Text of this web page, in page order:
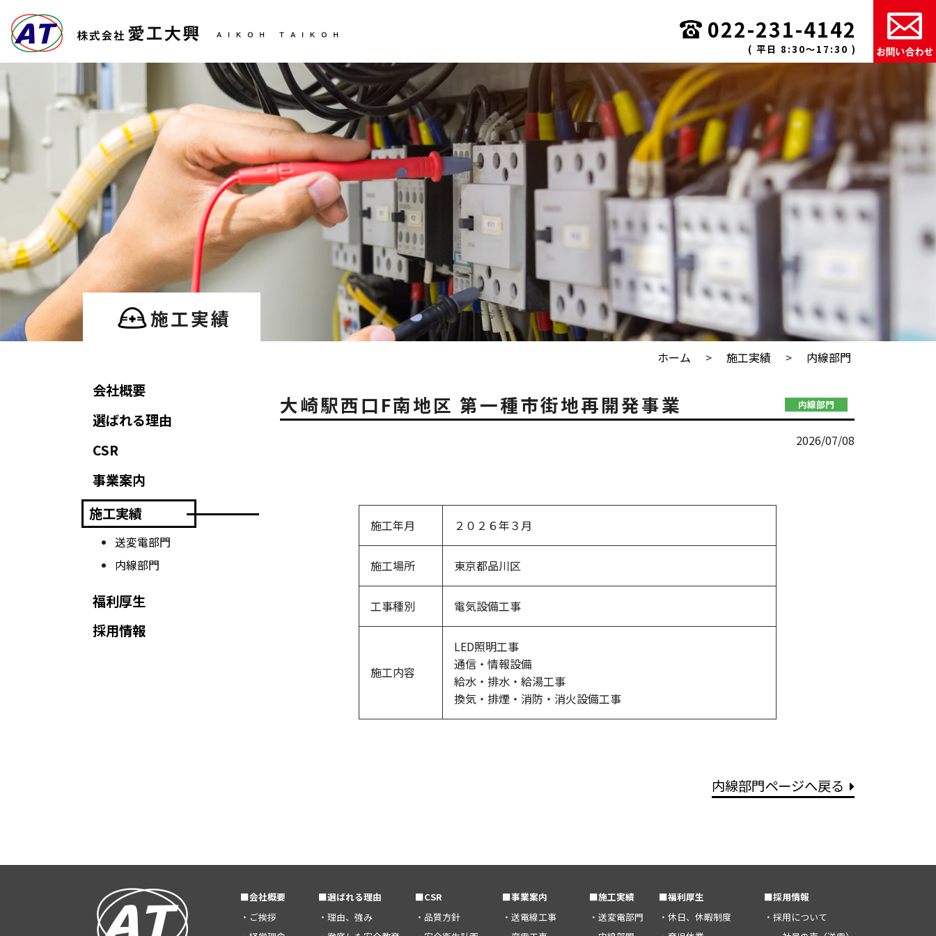
022-231-4142
( 平日 8:30〜17:30 )
施工実績
ホーム 施工実績 内線部門
会社概要
選ばれる理由
CSR
事業案内
施工実績
送変電部門
内線部門
福利厚生
採用情報
大崎駅西口F南地区 第一種市街地再開発事業 内線部門
2026/07/08
施工年月 ２０２６年３月
施工場所 東京都品川区
工事種別 電気設備工事
施工内容
LED照明工事
通信・情報設備
給水・排水・給湯工事
換気・排煙・消防・消火設備工事
内線部門ページへ戻る
■会社概要
・ご挨拶
■選ばれる理由
・理由、強み
■CSR
・品質方針
■事業案内
・送電線工事
■施工実績
・送変電部門
■福利厚生
・休日、休暇制度
■採用情報
・採用について